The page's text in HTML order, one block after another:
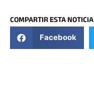
COMPARTIR ESTA NOTICIA
Facebook